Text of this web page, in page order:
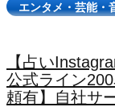
エンタメ・芸能・
【占い
公式ライン
頼有】自社サ